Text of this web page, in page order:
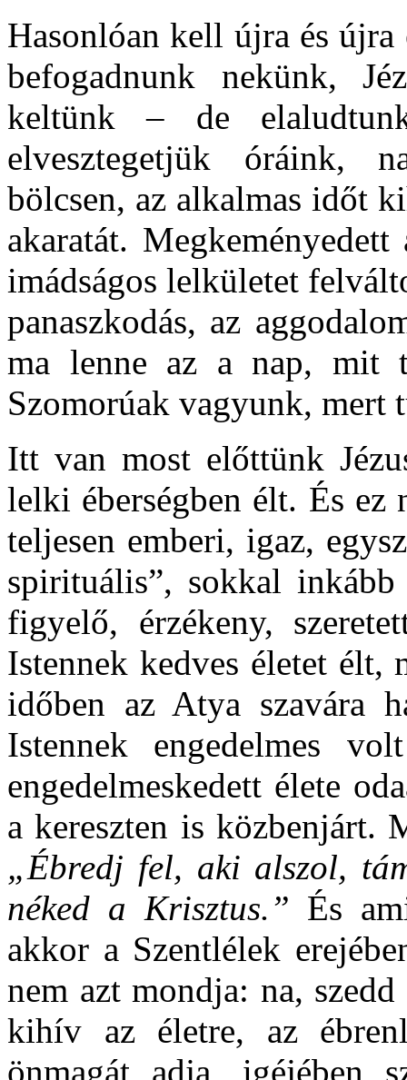
Hasonlóan kell újra és
befogadnunk nekünk,
keltünk – de
elvesztegetjük óráink,
bölcsen, az alkalmas időt
akaratát.
imádságos lelkületet
panaszkodás, az
ma lenne az a nap, mit
Szomorúak vagyunk, mert
Itt van most előttünk
lelki éberségben élt. És
teljesen emberi, igaz,
spirituális”, sokkal
figyelő, érzékeny,
Istennek kedves életet élt,
időben az Atya szavára
Istennek engedelmes
engedelmeskedett élete
a kereszten is közbenjárt.
„Ébredj fel, aki alszol,
néked a Krisztus.” És
akkor a Szentlélek
nem azt mondja: na,
kihív az életre, az
önmagát adja, igéjében